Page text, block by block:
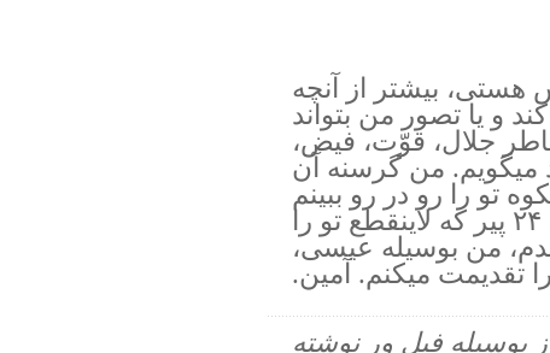
هستی، بیشتر از آنچه
و یا تصور من بتواند
جلال، قوّت، فیض،
من گرسنه آن
تو را رو در رو ببینم
و به فرشتگان آسمان و آن ۲۴ پیر که لاینقطع تو را
من بوسیله عیسی،
تقدیمت میکنم. آمین.
بوسیله فیل ور نوشته